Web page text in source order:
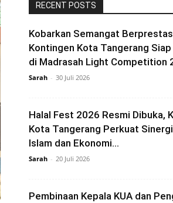
RECENT POSTS
Kobarkan Semangat
Kontingen Kota Tangerang
di Madrasah Light Competition
Sarah - 30 Juli 2026
Halal Fest 2026 Resmi Dibuka,
Kota Tangerang Perkuat
Islam dan Ekonomi...
Sarah - 20 Juli 2026
Pembinaan Kepala KUA dan